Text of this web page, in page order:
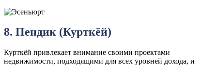
8. Пендик (Курткёй)
Курткёй привлекает внимание своими проектами
недвижимости, подходящими для всех уровней дохода, и